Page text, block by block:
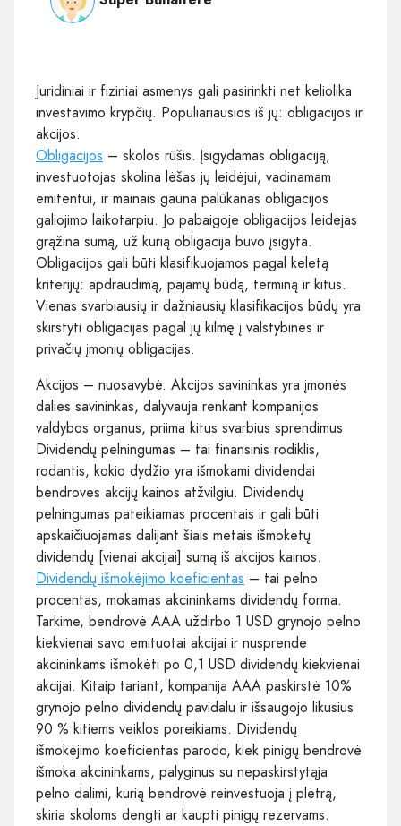
Juridiniai ir fiziniai asmenys gali pasirinkti net keliolika
investavimo krypčių. Populiariausios iš jų: obligacijos ir
akcijos.
Obligacijos – skolos rūšis. Įsigydamas obligaciją,
investuotojas skolina lėšas jų leidėjui, vadinamam
emitentui, ir mainais gauna palūkanas obligacijos
galiojimo laikotarpiu. Jo pabaigoje obligacijos leidėjas
grąžina sumą, už kurią obligacija buvo įsigyta.
Obligacijos gali būti klasifikuojamos pagal keletą
kriterijų: apdraudimą, pajamų būdą, terminą ir kitus.
Vienas svarbiausių ir dažniausių klasifikacijos būdų yra
skirstyti obligacijas pagal jų kilmę į valstybines ir
privačių įmonių obligacijas.
Akcijos – nuosavybė. Akcijos savininkas yra įmonės
dalies savininkas, dalyvauja renkant kompanijos
valdybos organus, priima kitus svarbius sprendimus
Dividendų pelningumas – tai finansinis rodiklis,
rodantis, kokio dydžio yra išmokami dividendai
bendrovės akcijų kainos atžvilgiu. Dividendų
pelningumas pateikiamas procentais ir gali būti
apskaičiuojamas dalijant šiais metais išmokėtų
dividendų [vienai akcijai] sumą iš akcijos kainos.
Dividendų išmokėjimo koeficientas – tai pelno
procentas, mokamas akcininkams dividendų forma.
Tarkime, bendrovė AAA uždirbo 1 USD grynojo pelno
kiekvienai savo emituotai akcijai ir nusprendė
akcininkams išmokėti po 0,1 USD dividendų kiekvienai
akcijai. Kitaip tariant, kompanija AAA paskirstė 10%
grynojo pelno dividendų pavidalu ir išsaugojo likusius
90 % kitiems veiklos poreikiams. Dividendų
išmokėjimo koeficientas parodo, kiek pinigų bendrovė
išmoka akcininkams, palyginus su nepaskirstytąja
pelno dalimi, kurią bendrovė reinvestuoja į plėtrą,
skiria skoloms dengti ar kaupti pinigų rezervams.